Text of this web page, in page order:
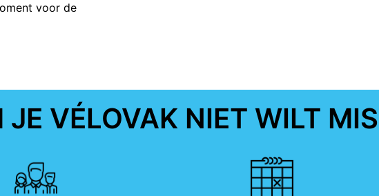
voor de
VÉLOVAK NIET WILT